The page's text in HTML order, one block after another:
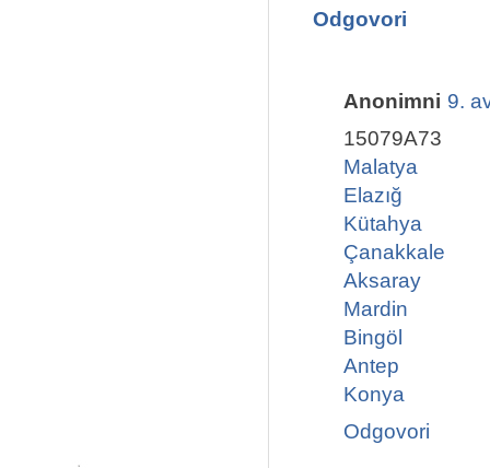
Odgovori
Anonimni 9.
15079A73
Malatya
Elazığ
Kütahya
Çanakkale
Aksaray
Mardin
Bingöl
Antep
Konya
Odgovori